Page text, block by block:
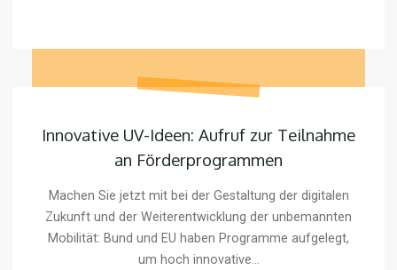
Innovative
Ideen:
Aufruf
Teilnahme
Förderprogrammen
Innovative UV-Ideen: Aufruf zur Teilnahme
an Förderprogrammen
Machen Sie jetzt mit bei der Gestaltung der digitalen
Zukunft und der Weiterentwicklung der unbemannten
Mobilität: Bund und EU haben Programme aufgelegt,
um hoch innovative...